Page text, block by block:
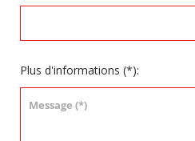
Plus d'informations (*):